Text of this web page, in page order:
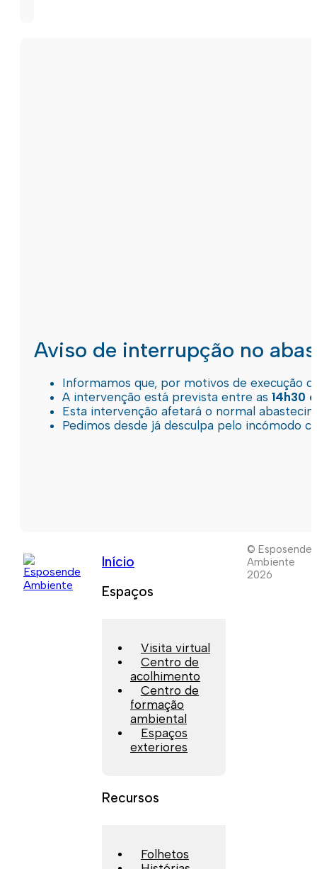
Aviso de interrupção no
Informamos que, por motivos de execução
A intervenção está prevista entre as 14h30
Esta intervenção afetará o normal
Pedimos desde já desculpa pelo incómodo
Início
Espaços
Visita virtual
Centro de
acolhimento
Centro de
formação
ambiental
Espaços
exteriores
Recursos
Folhetos
© Esposende
Ambiente
2026